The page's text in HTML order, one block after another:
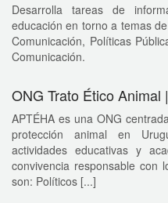
Desarrolla tareas de
educación en torno a temas
Comunicación, Políticas
Comunicación.
ONG Trato Ético Animal
APTÉHA es una ONG
protección animal en
actividades educativas y
convivencia responsable con
son: Políticos [...]